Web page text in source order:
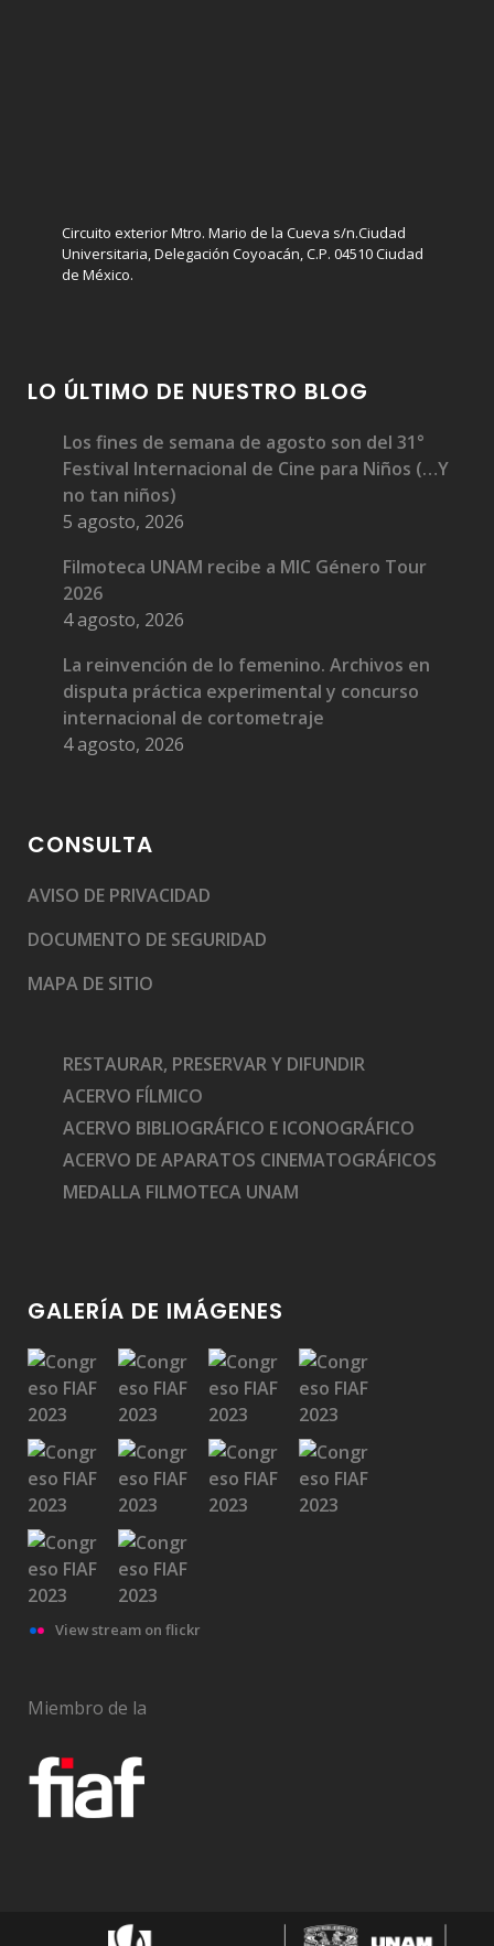
Circuito exterior Mtro. Mario de la Cueva s/n.Ciudad
Universitaria, Delegación Coyoacán, C.P. 04510 Ciudad
de México.
LO ÚLTIMO DE NUESTRO BLOG
Los fines de semana de agosto son del 31°
Festival Internacional de Cine para Niños (…Y
no tan niños)
5 agosto, 2026
Filmoteca UNAM recibe a MIC Género Tour
2026
4 agosto, 2026
La reinvención de lo femenino. Archivos en
disputa práctica experimental y concurso
internacional de cortometraje
4 agosto, 2026
CONSULTA
AVISO DE PRIVACIDAD
DOCUMENTO DE SEGURIDAD
MAPA DE SITIO
RESTAURAR, PRESERVAR Y DIFUNDIR
ACERVO FÍLMICO
ACERVO BIBLIOGRÁFICO E ICONOGRÁFICO
ACERVO DE APARATOS CINEMATOGRÁFICOS
MEDALLA FILMOTECA UNAM
GALERÍA DE IMÁGENES
View stream on flickr
Miembro de la